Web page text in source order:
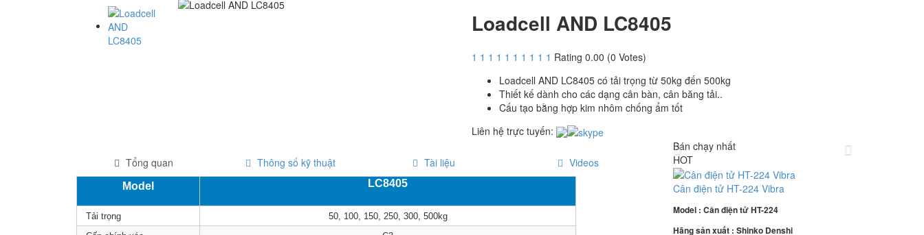
Loadcell AND LC8405
1 1 1 1 1 1 1 1 1 1 Rating 0.00 (0 Votes)
Loadcell AND LC8405 có tải trọng từ 50kg đến 500kg
Thiết kế dành cho các dạng cân bàn, cân băng tải..
Cấu tạo bằng hợp kim nhôm chống ẩm tốt
Liên hệ trực tuyến:
Tổng quan Thông số kỹ thuật Tài liệu Videos
Model LC8405
Tải trọng
50, 100, 150, 250, 300, 500kg
Bán chạy nhất
HOT
Cân điện tử HT-224 Vibra
Model : Cân điện tử HT-224
Hãng sản xuất : Shinko Denshi